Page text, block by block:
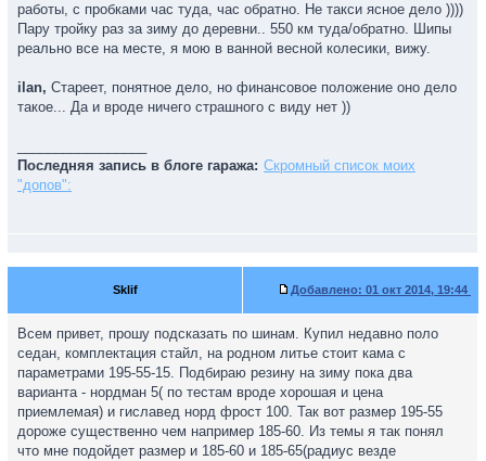
работы, с пробками час туда, час обратно. Не такси ясное дело ))))
Пару тройку раз за зиму до деревни.. 550 км туда/обратно. Шипы
реально все на месте, я мою в ванной весной колесики, вижу.
ilan, Стареет, понятное дело, но финансовое положение оно дело
такое... Да и вроде ничего страшного с виду нет ))
Последняя запись в блоге гаража: Скромный список моих
"допов":
Sklif Добавлено: 01 окт 2014, 19:44
Всем привет, прошу подсказать по шинам. Купил недавно поло
седан, комплектация стайл, на родном литье стоит кама с
параметрами 195-55-15. Подбираю резину на зиму пока два
варианта - нордман 5( по тестам вроде хорошая и цена
приемлемая) и гиславед норд фрост 100. Так вот размер 195-55
дороже существенно чем например 185-60. Из темы я так понял
что мне подойдет размер и 185-60 и 185-65(радиус везде